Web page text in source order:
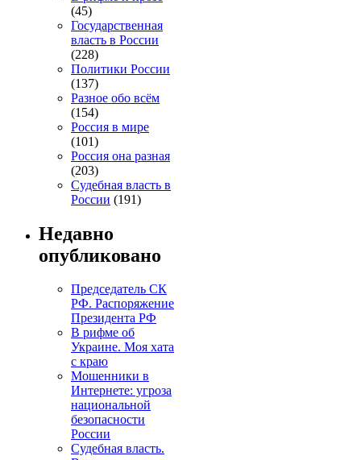
(45)
Государственная
власть в России
(228)
Политики России
(137)
Разное обо всём
(154)
Россия в мире
(101)
Россия она разная
(203)
Судебная власть в
России (191)
Недавно
опубликовано
Председатель СК
РФ. Распоряжение
Президента РФ
В рифме об
Украине. Моя хата
с краю
Мошенники в
Интернете: угроза
национальной
безопасности
России
Судебная власть.